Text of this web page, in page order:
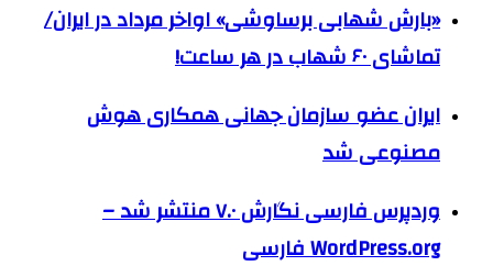
«بارش شهابی برساوشی» اواخر مرداد در ایران/
تماشای ۶۰ شهاب در هر ساعت!
ایران عضو سازمان جهانی همکاری هوش
مصنوعی شد
وردپرس فارسی نگارش ۷.۰ منتشر شد –
WordPress.org فارسی